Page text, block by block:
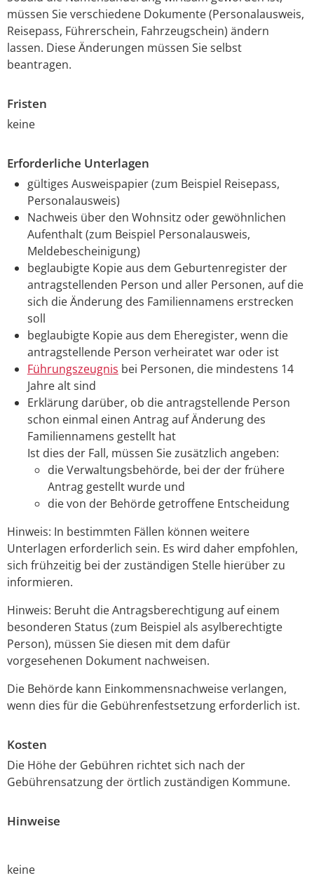
müssen Sie verschiedene Dokumente(Personalausweis,
Reisepass, Führerschein, Fahrzeugschein) ändern
lassen. Diese Änderungen müssen Sie selbst
beantragen.
Fristen
keine
Erforderliche Unterlagen
gültiges Ausweispapier (zum Beispiel Reisepass,
Personalausweis)
Nachweis über den Wohnsitz oder gewöhnlichen
Aufenthalt (zum Beispiel Personalausweis,
Meldebescheinigung)
beglaubigte Kopie aus dem Geburtenregister der
antragstellenden Person und aller Personen, auf die
sich die Änderung des Familiennamens erstrecken
soll
beglaubigte Kopie aus dem Eheregister, wenn die
antragstellende Person verheiratet war oder ist
Führungszeugnis bei Personen, die mindestens 14
Jahre alt sind
Erklärung darüber, ob die antragstellende Person
schon einmal einen Antrag auf Änderung des
Familiennamens gestellt hat
Ist dies der Fall, müssen Sie zusätzlich angeben:
die Verwaltungsbehörde, bei der der frühere
Antrag gestellt wurde und
die von der Behörde getroffene Entscheidung
Hinweis: In bestimmten Fällen können weitere
Unterlagen erforderlich sein. Es wird daher empfohlen,
sich frühzeitig bei der zuständigen Stelle hierüber zu
informieren.
Hinweis: Beruht die Antragsberechtigung auf einem
besonderen Status (zum Beispiel als asylberechtigte
Person), müssen Sie diesen mit dem dafür
vorgesehenen Dokument nachweisen.
Die Behörde kann Einkommensnachweise verlangen,
wenn dies für die Gebührenfestsetzung erforderlich ist.
Kosten
Die Höhe der Gebühren richtet sich nach der
Gebührensatzung der örtlich zuständigen Kommune.
Hinweise
keine